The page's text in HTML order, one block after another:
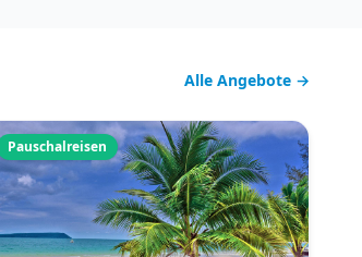
Alle Angebote →
Pauschalreisen